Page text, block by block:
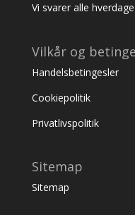
Vi svarer alle
Vilkår og
Handelsbetingesler
Cookiepolitik
Privatlivspolitik
Sitemap
Sitemap